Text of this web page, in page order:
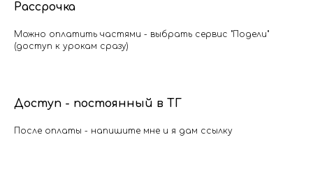
Рассрочка
Можно оплатить частями - выбрать сервис "Подели"
(доступ к урокам сразу)
Доступ - постоянный в ТГ
После оплаты - напишите мне и я дам ссылку